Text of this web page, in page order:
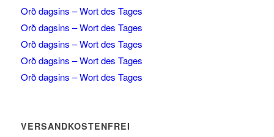
Orð dagsins – Wort des Tages
Orð dagsins – Wort des Tages
Orð dagsins – Wort des Tages
Orð dagsins – Wort des Tages
Orð dagsins – Wort des Tages
VERSANDKOSTENFREI